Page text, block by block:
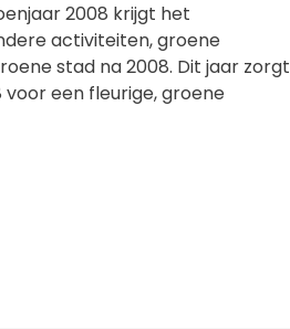
2008 krijgt het
activiteiten, groene
stad na 2008. Dit jaar zorgt
een fleurige, groene